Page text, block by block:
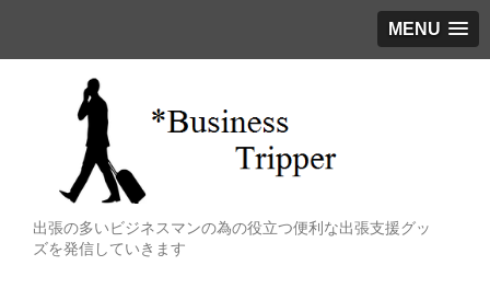
MENU
出張の多いビジネスマンの為の役立つ便利な出張支援グッ
ズを発信していきます